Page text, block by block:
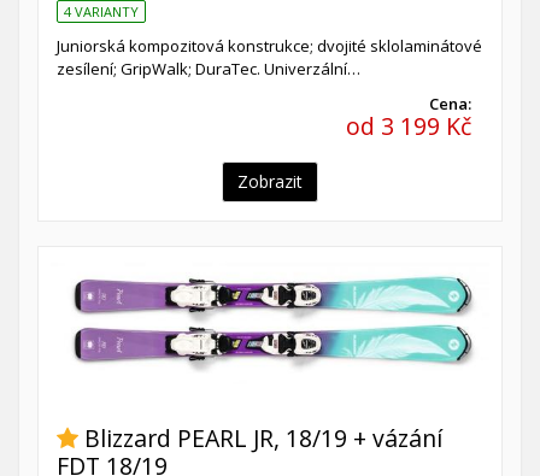
4 VARIANTY
Juniorská kompozitová konstrukce; dvojité sklolaminátové
zesílení; GripWalk; DuraTec. Univerzální…
Cena:
od 3 199 Kč
Zobrazit
Blizzard PEARL JR, 18/19 + vázání
FDT 18/19